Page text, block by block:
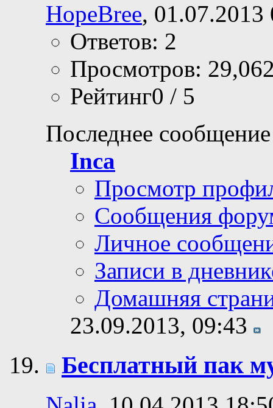
HopeBree, 01.07.2013
Ответов: 2
Просмотров:
Рейтинг0 / 5
Последнее
Inca
Просмотр
Сообщения
Личное
Записи в
Домашняя
23.09.2013, 09:43
Бесплатный пак